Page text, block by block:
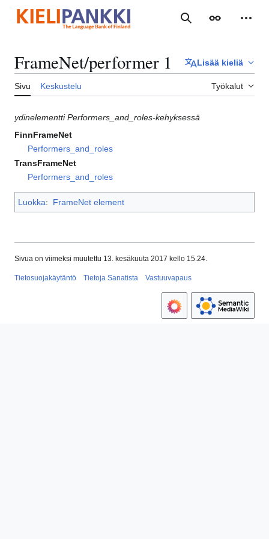
sisältöön
Haku Ulkoasu
FrameNet/performer 1 Lisää kieliä
Sivu Keskustelu Työkalut
ydinelementti Performers_and_roles-kehyksessä
FinnFrameNet
Performers_and_roles
TransFrameNet
Performers_and_roles
Luokka: FrameNet element
Sivua on viimeksi muutettu 13. kesäkuuta 2017 kello 15.24.
Tietosuojakäytäntö Tietoja Sanatista Vastuuvapaus